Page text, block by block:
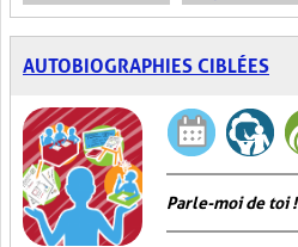
AUTOBIOGRAPHIES CIBLÉES
Parle-moi de toi !